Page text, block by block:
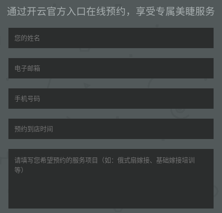
通过开云官方入口在线预约，享受专属美睫服务